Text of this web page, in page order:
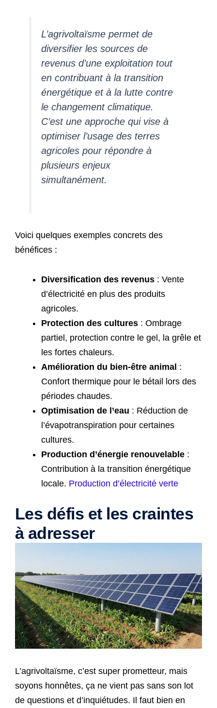
L’agrivoltaïsme permet de
diversifier les sources de
revenus d’une exploitation tout
en contribuant à la transition
énergétique et à la lutte contre
le changement climatique.
C’est une approche qui vise à
optimiser l’usage des terres
agricoles pour répondre à
plusieurs enjeux
simultanément.
Voici quelques exemples concrets des
bénéfices :
Diversification des revenus: Vente
d’électricité en plus des produits
agricoles.
Protection des cultures: Ombrage
partiel, protection contre le gel, la grêle et
les fortes chaleurs.
Amélioration du bien-être animal :
Confort thermique pour le bétail lors des
périodes chaudes.
Optimisation de l’eau : Réduction de
l’évapotranspiration pour certaines
cultures.
Production d’énergie renouvelable:
Contribution à la transition énergétique
locale. Production d’électricité verte
Les défis et les craintes
à adresser
L’agrivoltaïsme, c’est super prometteur, mais
soyons honnêtes, ça ne vient pas sans son lot
de questions et d’inquiétudes. Il faut bien en